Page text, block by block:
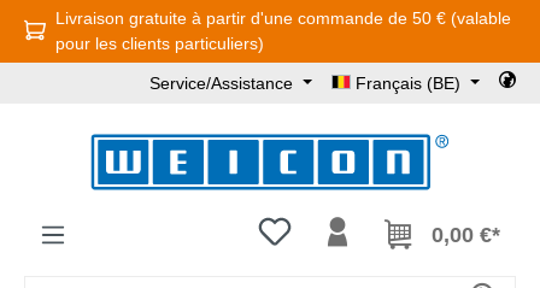
Passer au contenu principal
Livraison gratuite à partir d'une commande de 50 € (valable
pour les clients particuliers)
Service/Assistance Français (BE)
Vous avez 0 articles dans votre
0,00 €*